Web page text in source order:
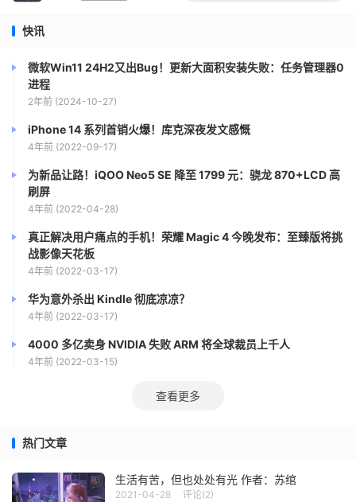
快讯
微软Win11 24H2又出Bug！更新大面积安装失败：任务管理器0
进程
2年前 (2024-10-27)
iPhone 14 系列首销火爆！库克深夜发文感慨
4年前 (2022-09-17)
为新品让路！iQOO Neo5 SE 降至 1799 元：骁龙 870+LCD 高
刷屏
4年前 (2022-04-28)
真正解决用户痛点的手机！荣耀 Magic 4 今晚发布：至臻版将挑
战影像天花板
4年前 (2022-03-17)
华为意外杀出 Kindle 彻底凉凉？
4年前 (2022-03-17)
4000 多亿卖身 NVIDIA 失败 ARM 将全球裁员上千人
4年前 (2022-03-15)
查看更多
热门文章
生活有苦，但也处处有光 作者：苏绾
2021-04-28 评论(2)